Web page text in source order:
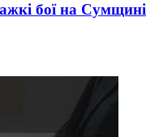
бої на